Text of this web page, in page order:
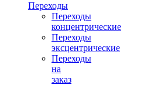
Переходы
Переходы
концентрические
Переходы
эксцентрические
Переходы
на
заказ